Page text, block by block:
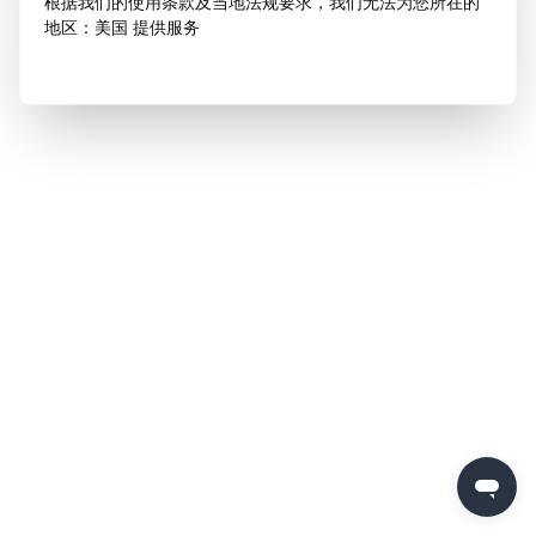
地区：美国 提供服务